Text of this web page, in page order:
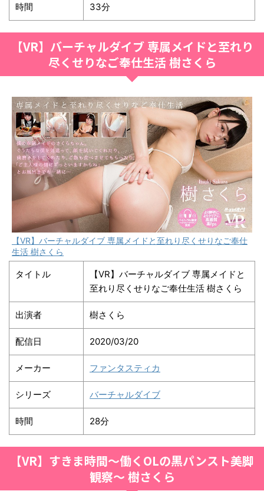
時間 33分
【VR】バーチャルダイブ 専属メイドと至れり
尽くせりなご奉仕生活 樹さくら
【VR】バーチャルダイブ 専属メイドと至れり尽くせりなご奉仕
生活 樹さくら
タイトル
【VR】バーチャルダイブ 専属メイドと
至れり尽くせりなご奉仕生活 樹さくら
出演者 樹さくら
配信日 2020/03/20
メーカー ファンタスティカ
シリーズ バーチャルダイブ
時間 28分
【VR】すきま時間～働くOLの黒パンスト美脚
観察～ 樹さくら